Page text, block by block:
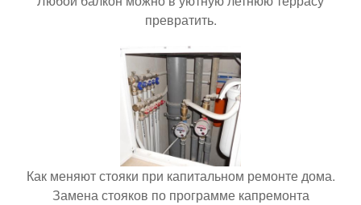
превратить.
Как меняют стояки при капитальном ремонте дома.
Замена стояков по программе капремонта